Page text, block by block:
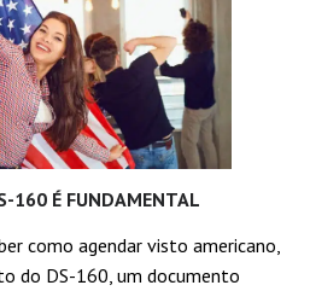
160 É FUNDAMENTAL
como agendar visto americano,
do DS-160, um documento